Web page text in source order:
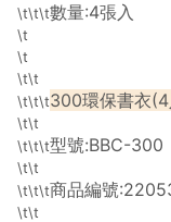
\t\t\t數量:4張入
\t
\t
\t\t
\t\t\t300環保書衣(4
\t\t
\t\t\t型號:BBC-300
\t\t
\t\t\t商品編號
\t\t